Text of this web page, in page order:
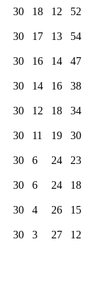
30 18 12 52
30 17 13 54
30 16 14 47
30 14 16 38
30 12 18 34
30 11 19 30
30 6 24 23
30 6 24 18
30 4 26 15
30 3 27 12